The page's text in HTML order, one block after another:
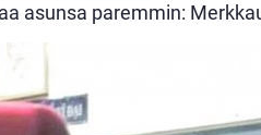
asunsa paremmin: